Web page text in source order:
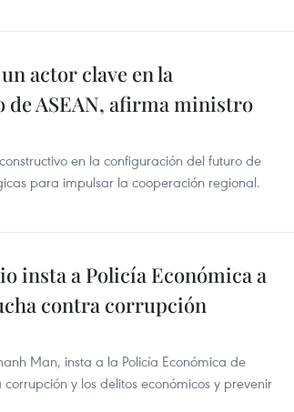
actor clave en la
ASEAN, afirma ministro
en la configuración del futuro de
para impulsar la cooperación regional.
insta a Policía Económica a
contra corrupción
Man, insta a la Policía Económica de
y los delitos económicos y prevenir